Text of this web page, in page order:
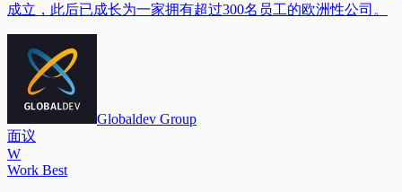
成立，此后已成长为一家拥有超过300名员工的欧洲性公司。
Globaldev Group
面议
W
Work Best